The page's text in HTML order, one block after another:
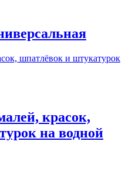
красок,
на водной